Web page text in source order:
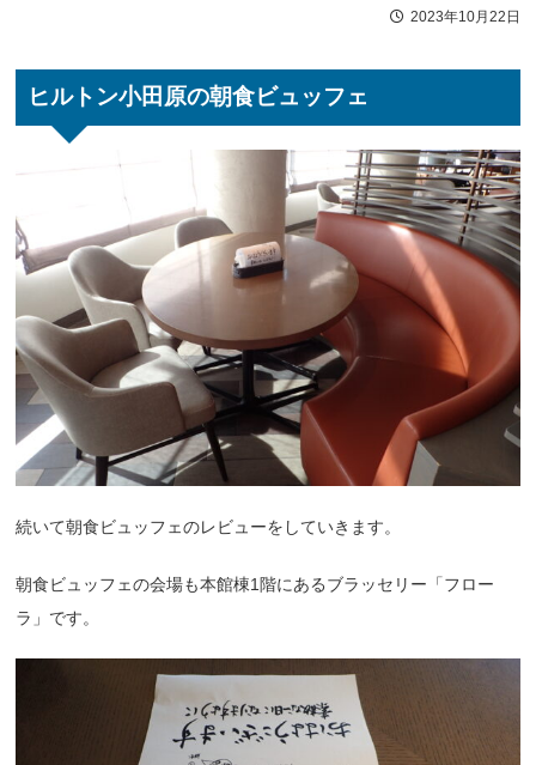
2023年10月22日
ヒルトン小田原の朝食ビュッフェ
続いて朝食ビュッフェのレビューをしていきます。
朝食ビュッフェの会場も本館棟1階にあるブラッセリー「フロー
ラ」です。